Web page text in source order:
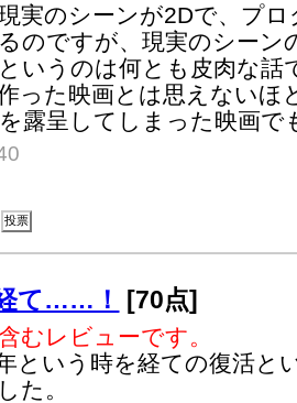
実のシーンが2Dで、プ
のですが、現実のシーン
いうのは何とも皮肉な話
った映画とは思えないほ
露呈してしまった映画で
て……！ [70点]
むレビューです。
という時を経ての復活と
た。